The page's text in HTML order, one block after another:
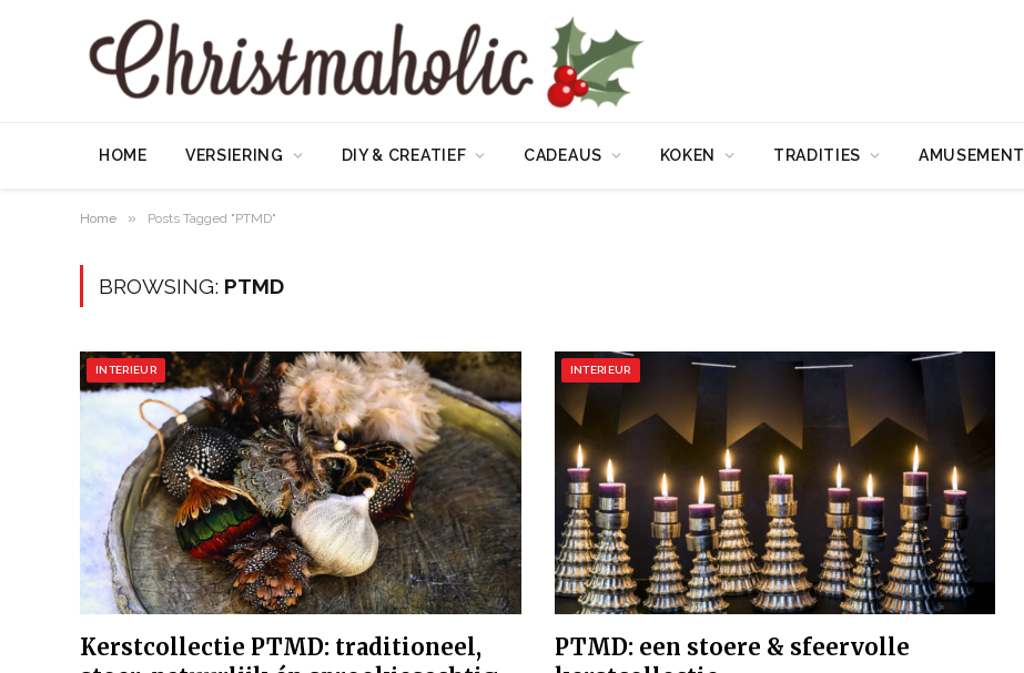
HOME VERSIERING DIY & CREATIEF CADEAUS KOKEN TRADITIES AMUSEMENT
Home » Posts Tagged "PTMD"
BROWSING: PTMD
INTERIEUR
Kerstcollectie PTMD: traditioneel,
INTERIEUR
PTMD: een stoere & sfeervolle